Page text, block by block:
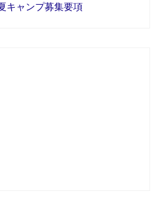
キャンプ募集要項